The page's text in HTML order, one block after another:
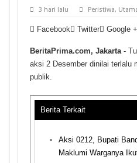
3 hari lalu Peristiwa,
Facebook Twitter Google +
BeritaPrima.com, Jakarta-
aksi 2 Desember dinilai terlalu
publik.
Berita Terkait
Aksi 0212, Bupati
Maklumi Warganya